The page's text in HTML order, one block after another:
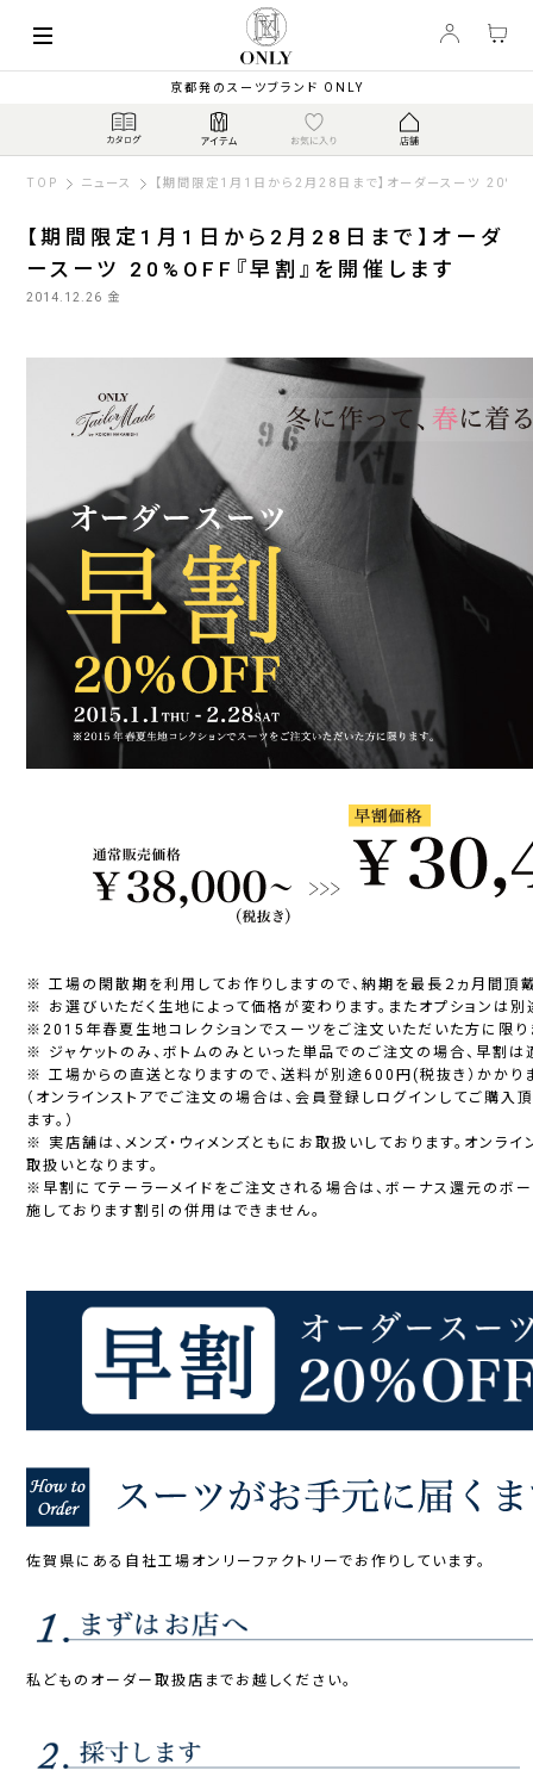
京都発のスーツブランド ONLY
TOP ニュース 【期間限定1月1日から2月28日まで】オーダースーツ
【期間限定1月1日から2月28日まで】オーダ
ースーツ 20%OFF『早割』を開催します
2014.12.26 金
※ 工場の閑散期を利用してお作りしますので、納期を最長２ヵ月間頂戴
※ お選びいただく生地によって価格が変わります。またオプションは別
※2015年春夏生地コレクションでスーツをご注文いただいた方に限り
※ ジャケットのみ、ボトムのみといった単品でのご注文の場合、早割は
※ 工場からの直送となりますので、送料が別途600円(税抜き）かかり
（オンラインストアでご注文の場合は、会員登録しログインしてご購入
ます。）
※ 実店舗は、メンズ・ウィメンズともにお取扱いしております。オンラ
取扱いとなります。
※早割にてテーラーメイドをご注文される場合は、ボーナス還元のボ
施しております割引の併用はできません。
佐賀県にある自社工場オンリーファクトリーでお作りしています。
私どものオーダー取扱店までお越しください。